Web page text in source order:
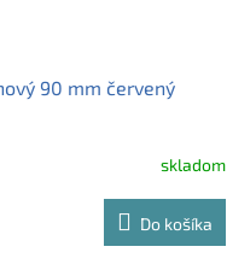
90 mm červený
skladom
Do košíka